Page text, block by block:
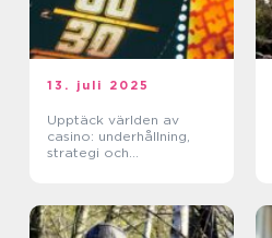
13. juli 2025
Upptäck världen av
casino: underhållning,
strategi och